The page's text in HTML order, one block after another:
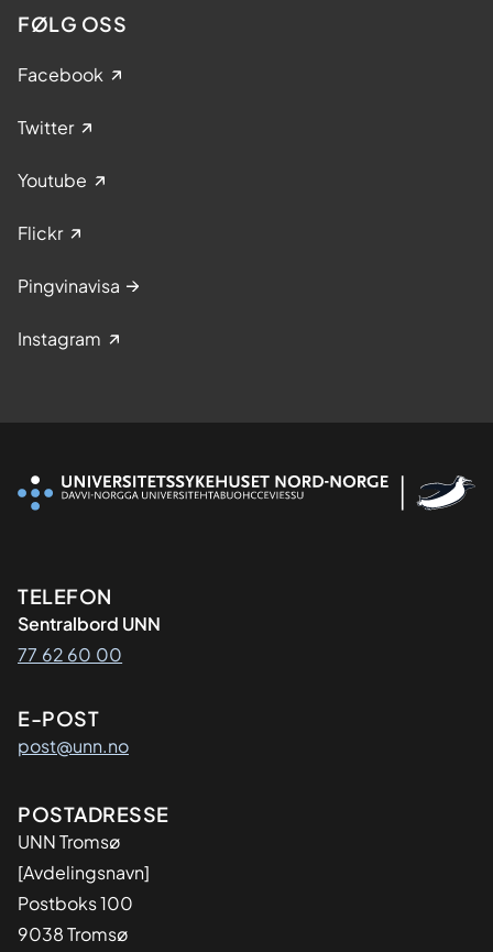
FØLG OSS
Facebook
Twitter
Youtube
Flickr
Pingvinavisa
Instagram
Kontaktinformasjon
TELEFON
Sentralbord UNN
77 62 60 00
E-POST
post@unn.no
Adresse
POSTADRESSE
UNN Tromsø
[Avdelingsnavn]
Postboks 100
9038 Tromsø